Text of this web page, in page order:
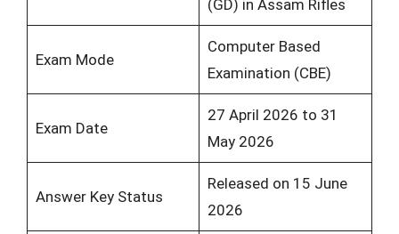
(GD) in Assam Rifles
Exam Mode
Computer Based
Examination (CBE)
Exam Date
27 April 2026 to 31
May 2026
Answer Key Status
Released on 15 June
2026